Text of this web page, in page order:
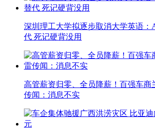
深圳理工大学拟逐步取消大学英语：
代 死记硬背没用
高管薪资归零、全员降薪！百强车商
传闻：消息不实